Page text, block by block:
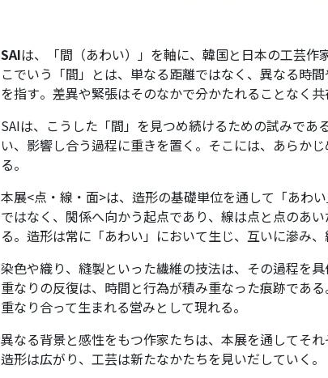
SAIは、「間（あわい）」を軸に、韓国と日本の工芸
こでいう「間」とは、単なる距離ではなく、異なる時
を指す。差異や緊張はそのなかで分かたれることなく
SAIは、こうした「間」を見つめ続けるための試みで
い、影響し合う過程に重きを置く。そこには、あらか
る。
本展<点・線・面>は、造形の基礎単位を通して「あわ
ではなく、関係へ向かう起点であり、線は点と点のあ
る。造形は常に「あわい」において生じ、互いに滲み、
染色や織り、縫製といった繊維の技法は、その過程を
重なりの反復は、時間と行為が積み重なった痕跡であ
重なり合って生まれる営みとして現れる。
異なる背景と感性をもつ作家たちは、本展を通してそ
造形は広がり、工芸は新たなかたちを見いだしていく。